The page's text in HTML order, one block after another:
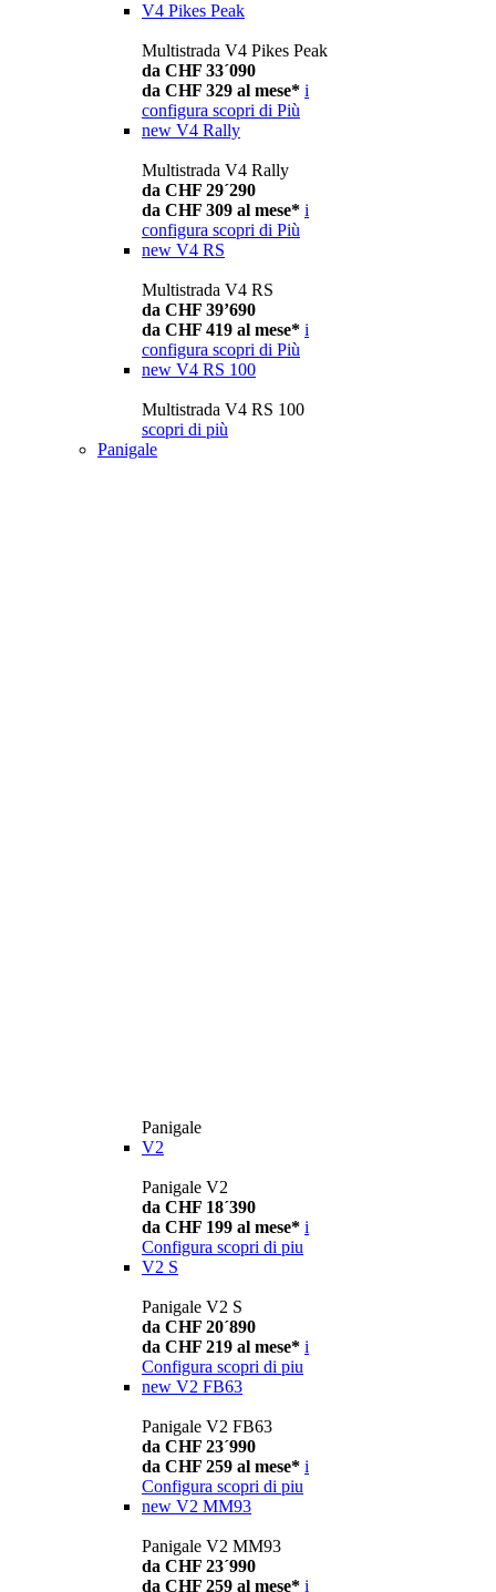
V4 Pikes Peak
Multistrada V4 Pikes Peak
da CHF 33´090
da CHF 329 al mese* i
configura scopri di Più
new V4 Rally
Multistrada V4 Rally
da CHF 29´290
da CHF 309 al mese* i
configura scopri di Più
new V4 RS
Multistrada V4 RS
da CHF 39’690
da CHF 419 al mese* i
configura scopri di Più
new V4 RS 100
Multistrada V4 RS 100
scopri di più
Panigale
Panigale
V2
Panigale V2
da CHF 18´390
da CHF 199 al mese* i
Configura scopri di piu
V2 S
Panigale V2 S
da CHF 20´890
da CHF 219 al mese* i
Configura scopri di piu
new V2 FB63
Panigale V2 FB63
da CHF 23´990
da CHF 259 al mese* i
Configura scopri di piu
new V2 MM93
Panigale V2 MM93
da CHF 23´990
da CHF 259 al mese* i